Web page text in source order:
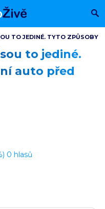
TO JEDINÉ. TYTO ZPŮSOBY
to jediné.
auto před
0 hlasů